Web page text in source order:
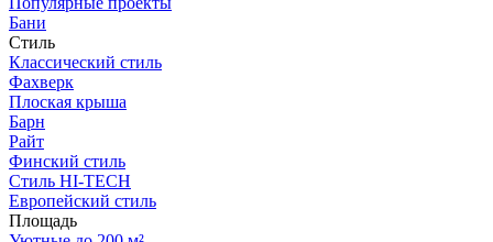
Бани
Стиль
Классический стиль
Фахверк
Плоская крыша
Барн
Райт
Финский стиль
Стиль HI-TECH
Европейский стиль
Площадь